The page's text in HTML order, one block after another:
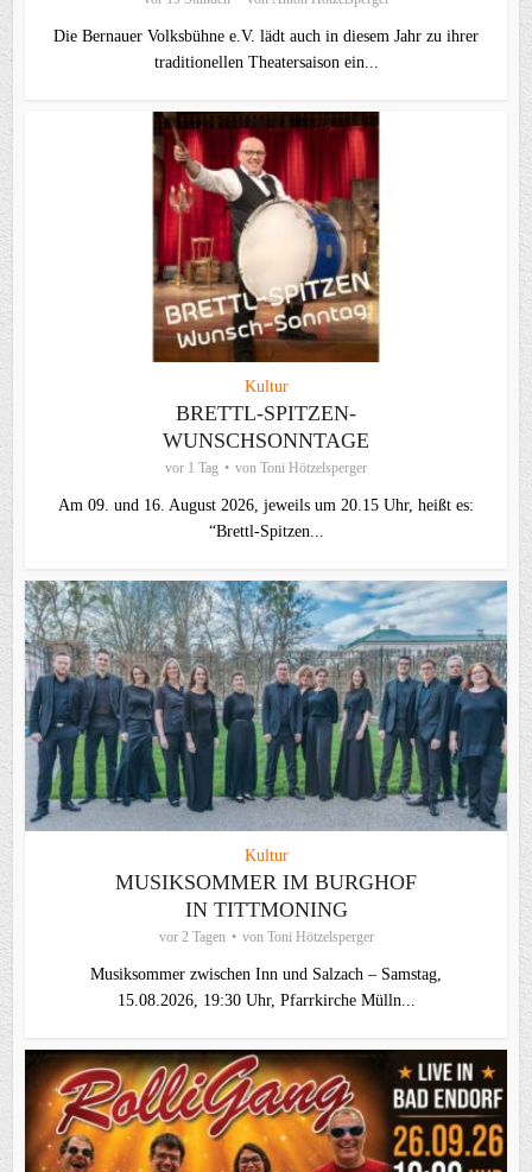
Die Bernauer Volksbühne e.V. lädt auch in diesem Jahr zu ihrer
traditionellen Theater­saison ein...
Kultur
BRETTL-SPITZEN-
WUNSCHSONNTAGE
vor 1 Tag von Toni Hötzelsperger
Am 09. und 16. August 2026, jeweils um 20.15 Uhr, heißt es:
“Brettl-Spitzen...
Kultur
MUSIKSOMMER IM BURGHOF
IN TITTMONING
vor 2 Tagen von Toni Hötzelsperger
Musiksommer zwischen Inn und Salzach – Samstag,
15.08.2026, 19:30 Uhr, Pfarrkirche Mülln...